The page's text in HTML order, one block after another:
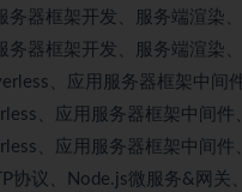
器框架开发、服务端渲染
器框架开发、服务端渲染
、应用服务器框架中间
、应用服务器框架中间
、应用服务器框架中间
协议、Node.js微服务&网关